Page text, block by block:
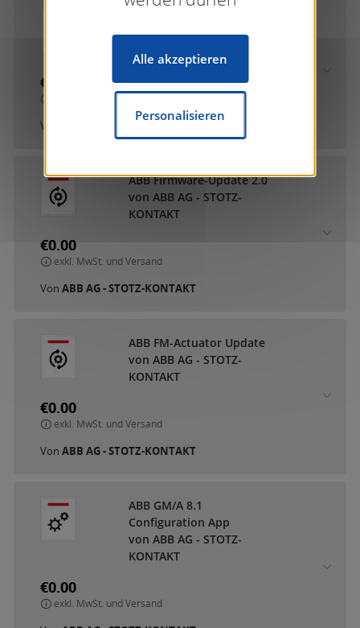
von ABB AG - STOTZ-
KONTAKT
€0.00
exkl. MwSt. und Versand
Von
ABB Firmware-Update 2.0
von ABB AG - STOTZ-
KONTAKT
€0.00
exkl. MwSt. und Versand
Von ABB AG - STOTZ-KONTAKT
ABB FM-Actuator Update
von ABB AG - STOTZ-
KONTAKT
€0.00
exkl. MwSt. und Versand
Von ABB AG - STOTZ-KONTAKT
ABB GM/A 8.1
Configuration App
von ABB AG - STOTZ-
KONTAKT
€0.00
exkl. MwSt. und Versand
Alle akzeptieren
Personalisieren